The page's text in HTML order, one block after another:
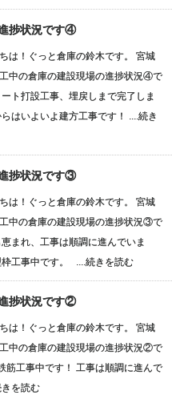
捗状況です④
は！ぐっと倉庫の鈴木です。 宮城
中の倉庫の建設現場の進捗状況④で
ト打設工事、埋戻しまで完了しま
はいよいよ建方工事です！ ....続き
捗状況です③
は！ぐっと倉庫の鈴木です。 宮城
中の倉庫の建設現場の進捗状況③で
まれ、工事は順調に進んでいま
枠工事中です。 ....続きを読む
捗状況です②
は！ぐっと倉庫の鈴木です。 宮城
中の倉庫の建設現場の進捗状況②で
筋工事中です！ 工事は順調に進んで
を読む